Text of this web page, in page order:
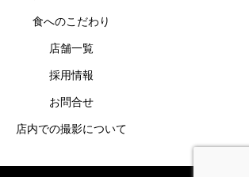
食へのこだわり
店舗一覧
採用情報
お問合せ
店内での撮影について